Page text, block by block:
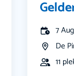
7
De
11